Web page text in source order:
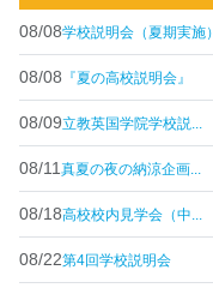
08/08学校説明会（夏期実施）
08/08 『夏の高校説明会』
08/09立教英国学院学校説...
08/11 真夏の夜の納涼企画...
08/18高校校内見学会（中...
08/22第4回学校説明会